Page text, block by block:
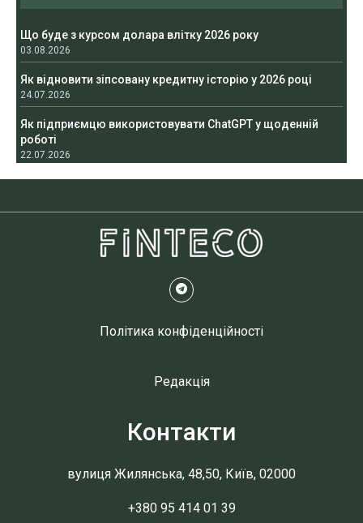
Що буде з курсом долара влітку 2026 року
03.08.2026
Як відновити зіпсовану кредитну історію у 2026 році
24.07.2026
Як підприємцю використовувати ChatGPT у щоденній
роботі
22.07.2026
Політика конфіденційності
Редакція
Контакти
вулиця Жилянська, 48,50, Київ, 02000
+380 95 414 01 39